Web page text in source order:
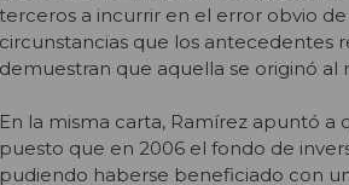
terceros a incurrir en el error obvio
circunstancias que los antecedentes
demuestran que aquella se originó al
En la misma carta, Ramírez apuntó
puesto que en 2006 el fondo de
pudiendo haberse beneficiado con